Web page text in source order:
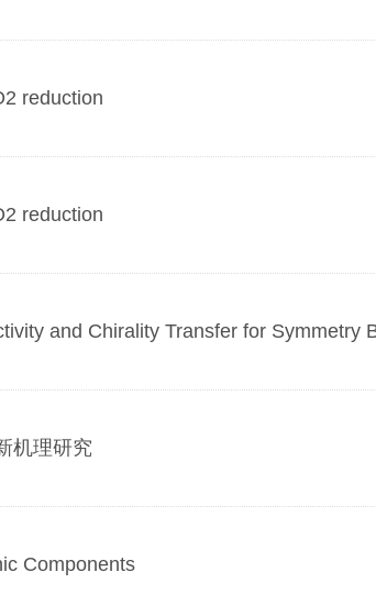
reduction
reduction
and Chirality Transfer for Symmetry
机理研究
Components